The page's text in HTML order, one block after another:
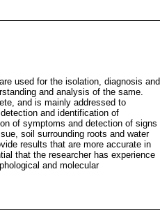
used for the isolation, diagnosis and
and analysis of the same.
and is mainly addressed to
and identification of
of symptoms and detection of signs
soil surrounding roots and water
results that are more accurate in
that the researcher has experience
and molecular